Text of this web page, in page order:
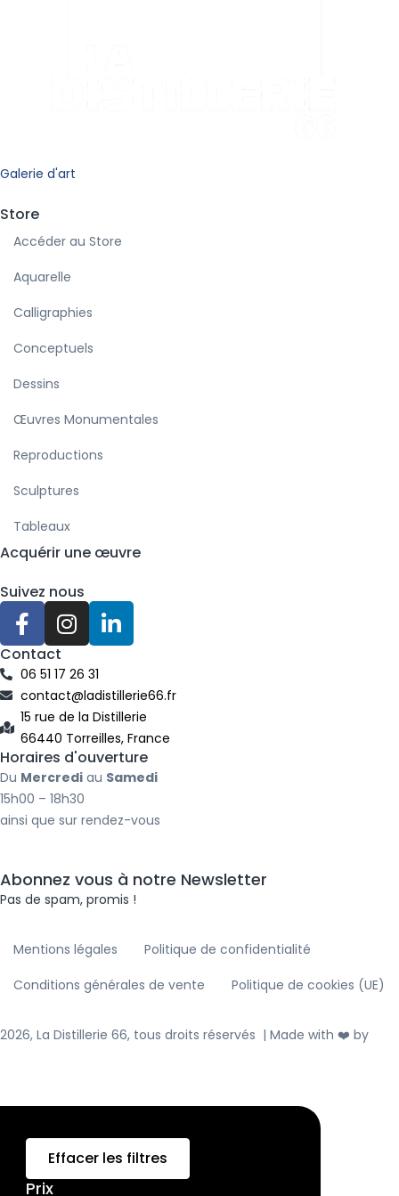
Galerie d'art
Store
Accéder au Store
Aquarelle
Calligraphies
Conceptuels
Dessins
Œuvres Monumentales
Reproductions
Sculptures
Tableaux
Acquérir une œuvre
Suivez nous
F
a
c
e
b
o
o
k
-
f
I
n
s
t
a
g
r
a
m
L
i
n
e
d
i
n
-
i
n
Contact
06 51 17 26 31
contact@ladistillerie66.fr
15 rue de la Distillerie
66440 Torreilles, France
Horaires d'ouverture
Du Mercredi au Samedi
15h00 – 18h30
ainsi que sur rendez-vous
Abonnez vous à notre Newsletter
Pas de spam, promis !
Mentions légales
Politique de confidentialité
Conditions générales de vente
Politique de cookies (UE)
2026, La Distillerie 66, tous droits réservés | Made with ❤️ by
Effacer les filtres
Prix